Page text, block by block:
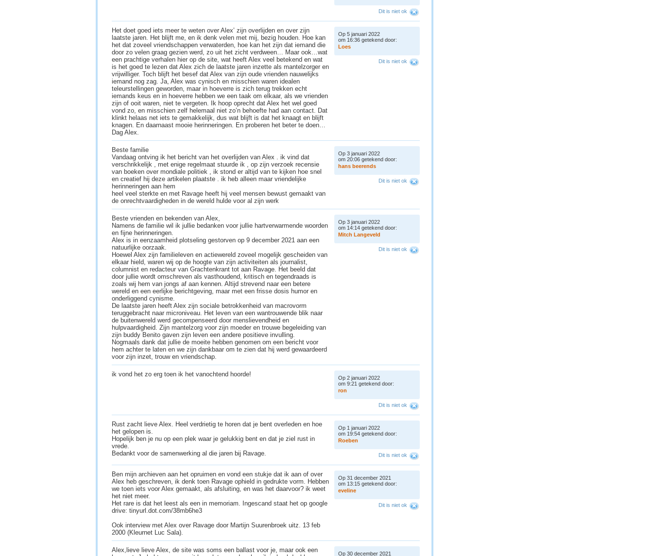
Dit is niet ok
Het doet goed iets meer te weten over Alex’ zijn overlijden en over zijn
laatste jaren. Het blijft me, en ik denk velen met mij, bezig houden. Hoe kan
het dat zoveel vriendschappen verwaterden, hoe kan het zijn dat iemand die
door zo velen graag gezien werd, zo uit het zicht verdween… Maar ook…wat
een prachtige verhalen hier op de site, wat heeft Alex veel betekend en wat
is het goed te lezen dat Alex zich de laatste jaren inzette als mantelzorger en
vrijwilliger. Toch blijft het besef dat Alex van zijn oude vrienden nauwelijks
iemand nog zag. Ja, Alex was cynisch en misschien waren idealen
teleurstellingen geworden, maar in hoeverre is zich terug trekken echt
iemands keus en in hoeverre hebben we een taak om elkaar, als we vrienden
zijn of ooit waren, niet te vergeten. Ik hoop oprecht dat Alex het wel goed
vond zo, en misschien zelf helemaal niet zo’n behoefte had aan contact. Dat
klinkt helaas net iets te gemakkelijk, dus wat blijft is dat het knaagt en blijft
knagen. En daarnaast mooie herinneringen. En proberen het beter te doen…
Dag Alex.
Op 5 januari 2022
om 16:36 getekend door:
Loes
Dit is niet ok
Beste familie
Vandaag ontving ik het bericht van het overlijden van Alex . ik vind dat
verschrikkelijk , met enige regelmaat stuurde ik , op zijn verzoek recensie
van boeken over mondiale politiek , ik stond er altijd van te kijken hoe snel
en creatief hij deze artikelen plaatste . ik heb alleen maar vriendelijke
herinneringen aan hem
heel veel sterkte en met Ravage heeft hij veel mensen bewust gemaakt van
de onrechtvaardigheden in de wereld hulde voor al zijn werk
Op 3 januari 2022
om 20:06 getekend door:
hans beerends
Dit is niet ok
Beste vrienden en bekenden van Alex,
Namens de familie wil ik jullie bedanken voor jullie hartverwarmende woorden
en fijne herinneringen.
Alex is in eenzaamheid plotseling gestorven op 9 december 2021 aan een
natuurlijke oorzaak.
Hoewel Alex zijn familieleven en actiewereld zoveel mogelijk gescheiden van
elkaar hield, waren wij op de hoogte van zijn activiteiten als journalist,
columnist en redacteur van Grachtenkrant tot aan Ravage. Het beeld dat
door jullie wordt omschreven als vasthoudend, kritisch en tegendraads is
zoals wij hem van jongs af aan kennen. Altijd strevend naar een betere
wereld en een eerlijke berichtgeving, maar met een frisse dosis humor en
onderliggend cynisme.
De laatste jaren heeft Alex zijn sociale betrokkenheid van macrovorm
teruggebracht naar microniveau. Het leven van een wantrouwende blik naar
de buitenwereld werd gecompenseerd door menslievendheid en
hulpvaardigheid. Zijn mantelzorg voor zijn moeder en trouwe begeleiding van
zijn buddy Benito gaven zijn leven een andere positieve invulling.
Nogmaals dank dat jullie de moeite hebben genomen om een bericht voor
hem achter te laten en we zijn dankbaar om te zien dat hij werd gewaardeerd
voor zijn inzet, trouw en vriendschap.
Op 3 januari 2022
om 14:14 getekend door:
Mitch Langeveld
Dit is niet ok
ik vond het zo erg toen ik het vanochtend hoorde!
Op 2 januari 2022
om 9:21 getekend door:
ron
Dit is niet ok
Rust zacht lieve Alex. Heel verdrietig te horen dat je bent overleden en hoe
het gelopen is.
Hopelijk ben je nu op een plek waar je gelukkig bent en dat je ziel rust in
vrede.
Bedankt voor de samenwerking al die jaren bij Ravage.
Op 1 januari 2022
om 19:54 getekend door:
Roeben
Dit is niet ok
Ben mijn archieven aan het opruimen en vond een stukje dat ik aan of over
Alex heb geschreven, ik denk toen Ravage ophield in gedrukte vorm. Hebben
we toen iets voor Alex gemaakt, als afsluiting, en was het daarvoor? ik weet
het niet meer.
Het rare is dat het leest als een in memoriam. Ingescand staat het op google
drive: tinyurl.dot.com/38mb6he3
Ook interview met Alex over Ravage door Martijn Suurenbroek uitz. 13 feb
2000 (Kleurnet Luc Sala).
Op 31 december 2021
om 13:15 getekend door:
eveline
Dit is niet ok
Alex,lieve lieve Alex, de site was soms een ballast voor je, maar ook een
Op 30 december 2021